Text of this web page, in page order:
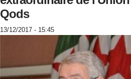
Qods
13/12/2017 - 15:45